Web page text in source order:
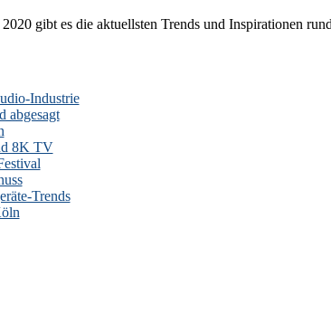
gibt es die aktuellsten Trends und Inspirationen
Industrie
abgesagt
8K TV
Trends